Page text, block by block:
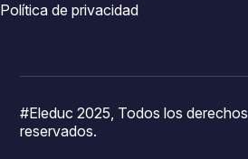
Política de privacidad
#Eleduc 2025, Todos los derechos
reservados.